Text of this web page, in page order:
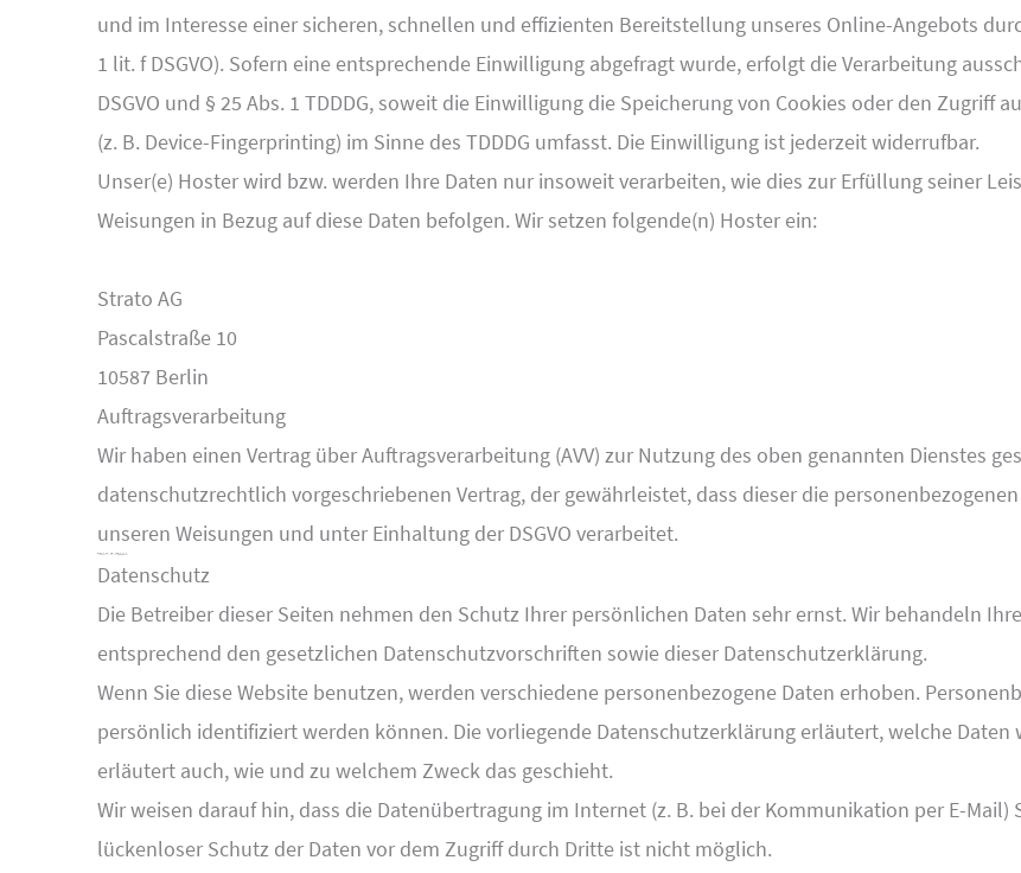
und im Interesse einer sicheren, schnellen und effizienten Bereitstellung unseres Online-Angebots
1 lit. f DSGVO). Sofern eine entsprechende Einwilligung abgefragt wurde, erfolgt die Verarbeitung
DSGVO und § 25 Abs. 1 TDDDG, soweit die Einwilligung die Speicherung von Cookies oder den Zugriff
(z. B. Device-Fingerprinting) im Sinne des TDDDG umfasst. Die Einwilligung ist jederzeit widerrufbar.
Unser(e) Hoster wird bzw. werden Ihre Daten nur insoweit verarbeiten, wie dies zur Erfüllung seiner
Weisungen in Bezug auf diese Daten befolgen. Wir setzen folgende(n) Hoster ein:
Strato AG
Pascalstraße 10
10587 Berlin
Auftragsverarbeitung
Wir haben einen Vertrag über Auftragsverarbeitung (AVV) zur Nutzung des oben genannten Dienstes
datenschutzrechtlich vorgeschriebenen Vertrag, der gewährleistet, dass dieser die
unseren Weisungen und unter Einhaltung der DSGVO verarbeitet.
Datenschutz
Die Betreiber dieser Seiten nehmen den Schutz Ihrer persönlichen Daten sehr ernst. Wir behandeln
entsprechend den gesetzlichen Datenschutzvorschriften sowie dieser Datenschutzerklärung.
Wenn Sie diese Website benutzen, werden verschiedene personenbezogene Daten erhoben.
persönlich identifiziert werden können. Die vorliegende Datenschutzerklärung erläutert, welche
erläutert auch, wie und zu welchem Zweck das geschieht.
Wir weisen darauf hin, dass die Datenübertragung im Internet (z. B. bei der Kommunikation per E-
lückenloser Schutz der Daten vor dem Zugriff durch Dritte ist nicht möglich.